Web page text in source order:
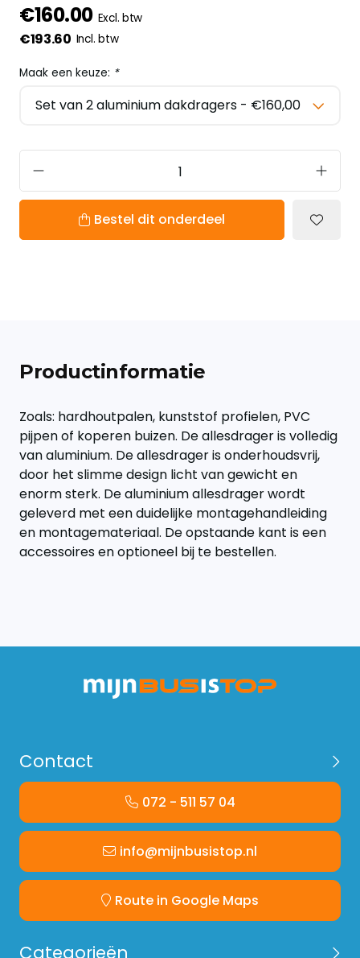
€160.00 Excl. btw
€193.60 Incl. btw
Maak een keuze: *
Bestel dit onderdeel
Productinformatie
Zoals: hardhoutpalen, kunststof profielen, PVC
pijpen of koperen buizen. De allesdrager is volledig
van aluminium. De allesdrager is onderhoudsvrij,
door het slimme design licht van gewicht en
enorm sterk. De aluminium allesdrager wordt
geleverd met een duidelijke montagehandleiding
en montagemateriaal. De opstaande kant is een
accessoires en optioneel bij te bestellen.
Contact
072 - 511 57 04
info@mijnbusistop.nl
Route in Google Maps
Categorieën